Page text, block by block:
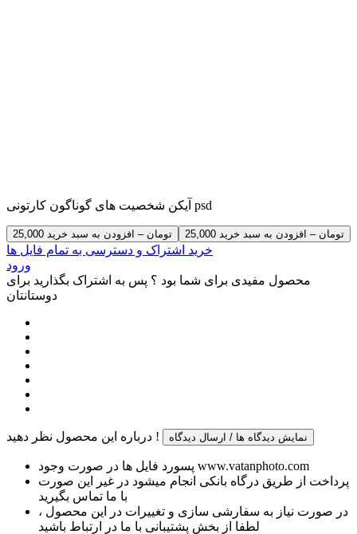
آیکن شخصیت های گوناگون کارتونی psd
25,000 تومان – افزودن به سبد خرید
خرید اشتراک و دسترسی به تمام فایل ها
ورود
محصول مفیدی برای شما بود ؟ پس به اشتراک بگذارید برای
دوستانتان
درباره این محصول نظر دهید ! نمایش دیدگاه ها / ارسال دیدگاه
پسورد فایل ها در صورت وجود www.vatanphoto.com
پرداخت از طریق درگاه بانکی انجام میشود در غیر این صورت
با ما تماس بگیرید
در صورت نیاز به سفارشی سازی و تغییرات در این محصول ،
لطفا از بخش پشتیبانی با ما در ارتباط باشید